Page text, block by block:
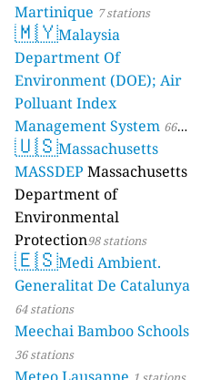
Martinique 7 stations
🇲🇾Malaysia
Department Of
Environment (DOE); Air
Polluant Index
Management System 66
stations
🇺🇸Massachusetts
MASSDEP Massachusetts
Department of
Environmental
Protection98 stations
🇪🇸Medi Ambient.
Generalitat De Catalunya
64 stations
Meechai Bamboo Schools
36 stations